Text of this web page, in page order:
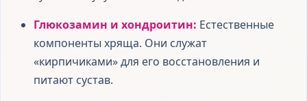
Глюкозамин и хондроитин: Естественные
компоненты хряща. Они служат
«кирпичиками» для его восстановления и
питают сустав.